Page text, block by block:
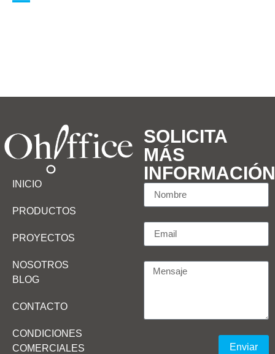
INICIO
PRODUCTOS
PROYECTOS
NOSOTROS
BLOG
CONTACTO
CONDICIONES
COMERCIALES
SOLICITA
MÁS
INFORMACIÓN
Enviar